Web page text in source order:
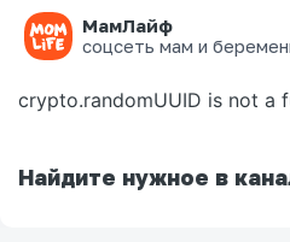
МамЛайф
соцсеть мам и
Ошибка на
crypto.randomUUID is not a
Найдите нужное в